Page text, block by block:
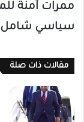
ممرات آمنة
سياسي شامل
مقالات ذات صلة